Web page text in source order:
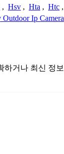
, Hsv , Hta , Htc ,
Outdoor Ip Camera
거나 최신 정